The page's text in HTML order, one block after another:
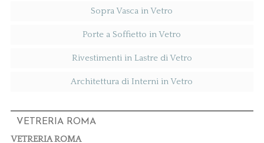
Sopra Vasca in Vetro
Porte a Soffietto in Vetro
Rivestimenti in Lastre di Vetro
Architettura di Interni in Vetro
VETRERIA ROMA
VETRERIA ROMA